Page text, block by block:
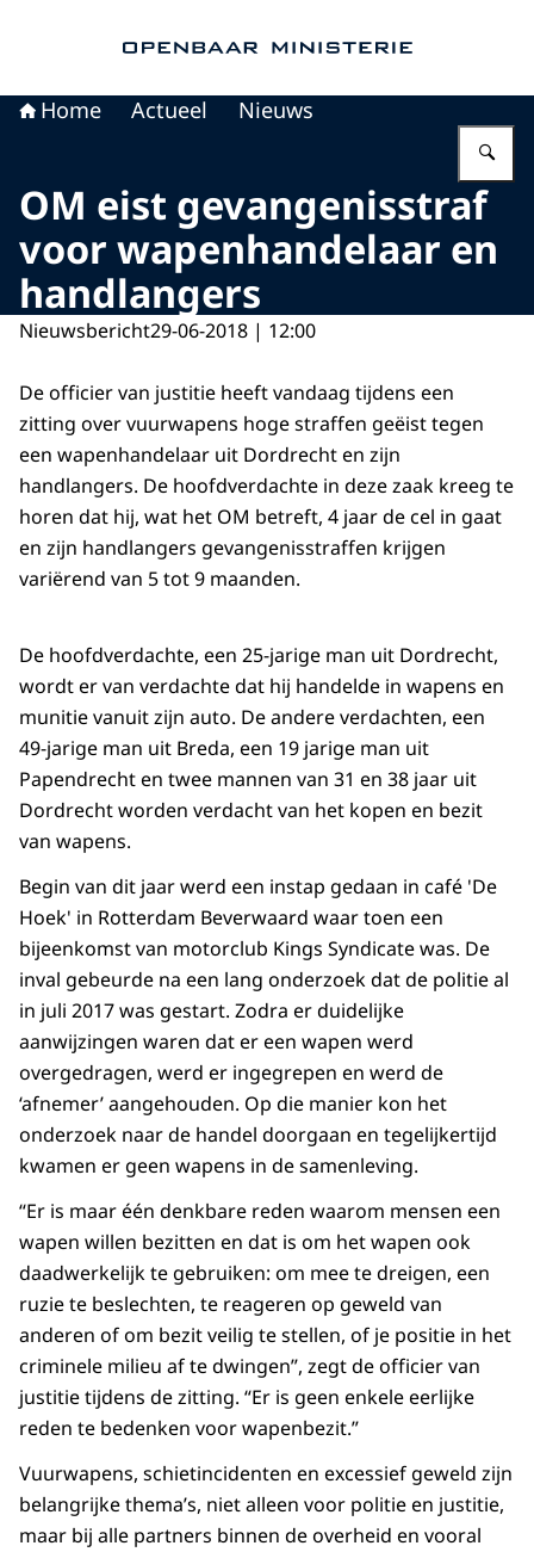
Home Actueel Nieuws
OM eist gevangenisstraf
voor wapenhandelaar en
handlangers
Nieuwsbericht29-06-2018 | 12:00
De officier van justitie heeft vandaag tijdens een
zitting over vuurwapens hoge straffen geëist tegen
een wapenhandelaar uit Dordrecht en zijn
handlangers. De hoofdverdachte in deze zaak kreeg te
horen dat hij, wat het OM betreft, 4 jaar de cel in gaat
en zijn handlangers gevangenisstraffen krijgen
variërend van 5 tot 9 maanden.
De hoofdverdachte, een 25-jarige man uit Dordrecht,
wordt er van verdachte dat hij handelde in wapens en
munitie vanuit zijn auto. De andere verdachten, een
49-jarige man uit Breda, een 19 jarige man uit
Papendrecht en twee mannen van 31 en 38 jaar uit
Dordrecht worden verdacht van het kopen en bezit
van wapens.
Begin van dit jaar werd een instap gedaan in café 'De
Hoek' in Rotterdam Beverwaard waar toen een
bijeenkomst van motorclub Kings Syndicate was. De
inval gebeurde na een lang onderzoek dat de politie al
in juli 2017 was gestart. Zodra er duidelijke
aanwijzingen waren dat er een wapen werd
overgedragen, werd er ingegrepen en werd de
‘afnemer’ aangehouden. Op die manier kon het
onderzoek naar de handel doorgaan en tegelijkertijd
kwamen er geen wapens in de samenleving.
“Er is maar één denkbare reden waarom mensen een
wapen willen bezitten en dat is om het wapen ook
daadwerkelijk te gebruiken: om mee te dreigen, een
ruzie te beslechten, te reageren op geweld van
anderen of om bezit veilig te stellen, of je positie in het
criminele milieu af te dwingen”, zegt de officier van
justitie tijdens de zitting. “Er is geen enkele eerlijke
reden te bedenken voor wapenbezit.”
Vuurwapens, schietincidenten en excessief geweld zijn
belangrijke thema’s, niet alleen voor politie en justitie,
maar bij alle partners binnen de overheid en vooral